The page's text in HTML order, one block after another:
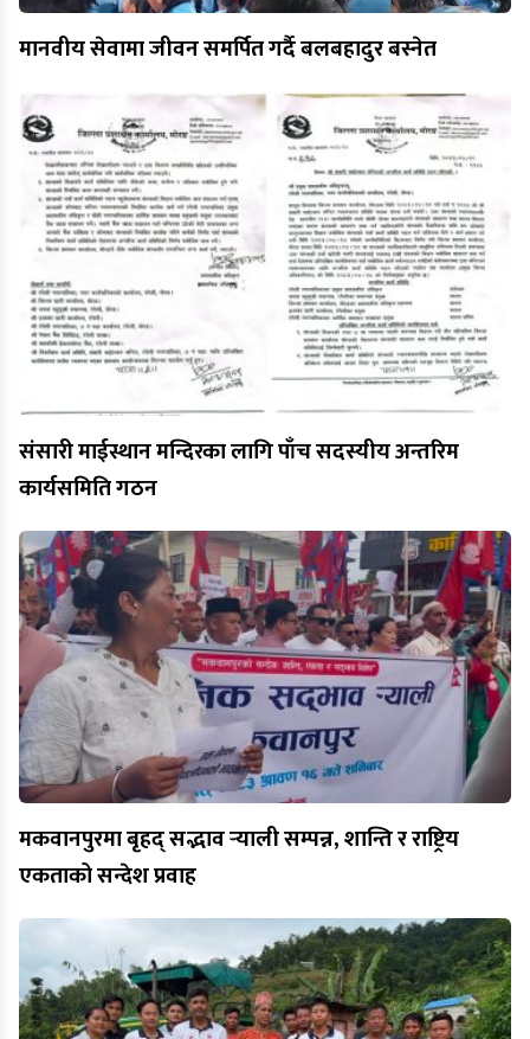
मानवीय सेवामा जीवन समर्पित गर्दै बलबहादुर बस्नेत
संसारी माईस्थान मन्दिरका लागि पाँच सदस्यीय अन्तरिम
कार्यसमिति गठन
मकवानपुरमा बृहद् सद्भाव र्‍याली सम्पन्न, शान्ति र राष्ट्रिय
एकताको सन्देश प्रवाह